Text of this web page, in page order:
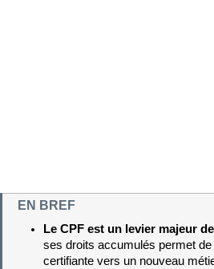
EN BREF
Le CPF est un levier majeur
ses droits accumulés permet
certifiante vers un nouveau